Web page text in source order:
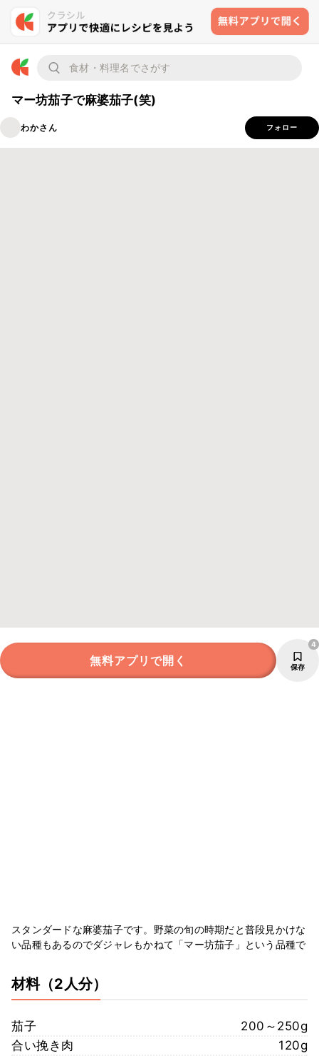
マー坊茄子で麻婆茄子(笑)
わかさん フォロー
無料アプリで開く 保存
4
スタンダードな麻婆茄子です。野菜の旬の時期だと普段見かけな
い品種もあるのでダジャレもかねて「マー坊茄子」という品種で
材料（2人分）
茄子
200～250g
合い挽き肉
120g